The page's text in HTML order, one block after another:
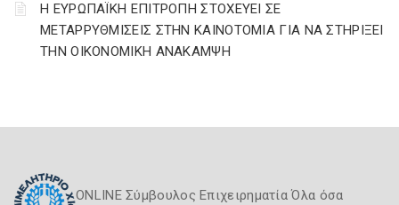
Η ΕΥΡΩΠΑΪΚΗ ΕΠΙΤΡΟΠΗ ΣΤΟΧΕΥΕΙ ΣΕ
ΜΕΤΑΡΡΥΘΜΙΣΕΙΣ ΣΤΗΝ ΚΑΙΝΟΤΟΜΙΑ ΓΙΑ ΝΑ ΣΤΗΡΙΞΕΙ
ΤΗΝ ΟΙΚΟΝΟΜΙΚΗ ΑΝΑΚΑΜΨΗ
ONLINE Σύμβουλος Επιχειρηματία Όλα όσα